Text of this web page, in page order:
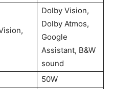
Dolby Vision,
Dolby Atmos,
Google
Assistant, B&W
sound
50W